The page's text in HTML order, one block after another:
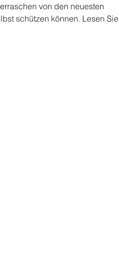
von den neuesten
schützen können. Lesen Sie